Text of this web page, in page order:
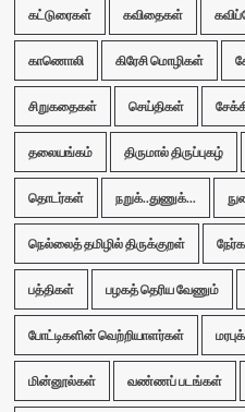
கட்டுரைகள் கவிதைகள்
காணொலி கிரேசி மொழிகள்
சிறுகதைகள் செய்திகள்
தலையங்கம் திருமால் திருப்புகழ்
தொடர்கள் நறுக்..துணுக்...
நெல்லைத் தமிழில் திருக்குறள்
பத்திகள் பழகத் தெரிய வேணும்
போட்டிகளின் வெற்றியாளர்கள்
மின்னூல்கள் வண்ணப் படங்கள்